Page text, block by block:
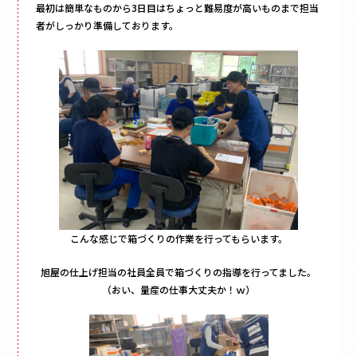
最初は簡単なものから3日目はちょっと難易度が高いものまで担当
者がしっかり準備しております。
こんな感じで箱づくりの作業を行ってもらいます。
旭屋の仕上げ担当の社員全員で箱づくりの指導を行ってました。
（おい、量産の仕事大丈夫か！ｗ）